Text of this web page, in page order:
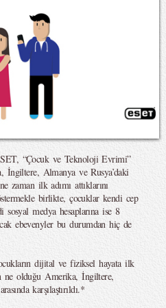
“Çocuk ve Teknoloji Evrimi”
İngiltere, Almanya ve Rusya’daki
zaman ilk adımı attıklarını
birlikte, çocuklar kendi cep
sosyal medya hesaplarına ise 8
ebevenyler bu durumdan hiç de
dijital ve fiziksel hayata ilk
ne olduğu Amerika, İngiltere,
karşılaştırıldı.*